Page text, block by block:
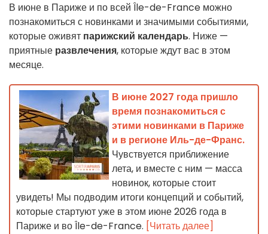
В июне в Париже и по всей Île-de-France можно
познакомиться с новинками и значимыми событиями,
которые оживят парижский календарь. Ниже —
приятные развлечения, которые ждут вас в этом
месяце.
В июне 2027 года пришло
время познакомиться с
этими новинками в Париже
и в регионе Иль-де-Франс.
Чувствуется приближение
лета, и вместе с ним — масса
новинок, которые стоит
увидеть! Мы подводим итоги концепций и событий,
которые стартуют уже в этом июне 2026 года в
Париже и во Île-de-France. [Читать далее]